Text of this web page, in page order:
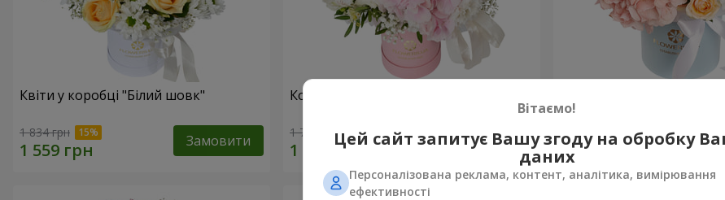
Квіти у коробці "Білий шовк"
1 834 грн Замовити
Композиція "Ніжний дотик"
1 777 грн Замовити 1 646 грн
Вітаємо!
Цей сайт запитує Вашу згоду на обробку
даних
Персоналізована реклама, контент, аналітика, вимірювання
ефективності